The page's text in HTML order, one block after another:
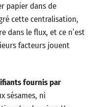
papier dans de
cette centralisation,
dans le flux, et ce n’est
facteurs jouent
fournis par
sésames, ni